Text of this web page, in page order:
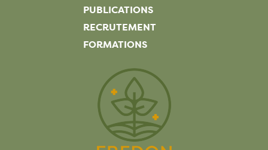
PUBLICATIONS
RECRUTEMENT
FORMATIONS